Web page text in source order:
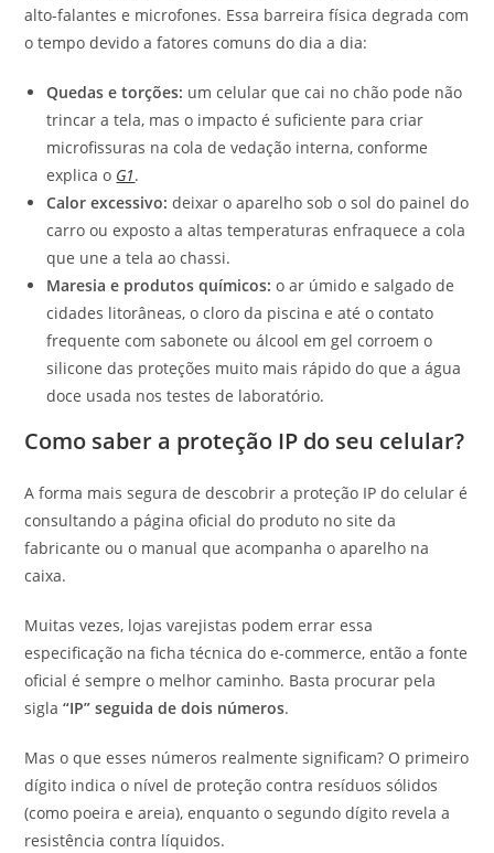
alto-falantes e microfones. Essa barreira física degrada com
o tempo devido a fatores comuns do dia a dia:
Quedas e torções: um celular que cai no chão pode não
trincar a tela, mas o impacto é suficiente para criar
microfissuras na cola de vedação interna, conforme
explica o G1.
Calor excessivo: deixar o aparelho sob o sol do painel do
carro ou exposto a altas temperaturas enfraquece a cola
que une a tela ao chassi.
Maresia e produtos químicos: o ar úmido e salgado de
cidades litorâneas, o cloro da piscina e até o contato
frequente com sabonete ou álcool em gel corroem o
silicone das proteções muito mais rápido do que a água
doce usada nos testes de laboratório.
Como saber a proteção IP do seu celular?
A forma mais segura de descobrir a proteção IP do celular é
consultando a página oficial do produto no site da
fabricante ou o manual que acompanha o aparelho na
caixa.
Muitas vezes, lojas varejistas podem errar essa
especificação na ficha técnica do e-commerce, então a fonte
oficial é sempre o melhor caminho. Basta procurar pela
sigla“IP” seguida de dois números.
Mas o que esses números realmente significam? O primeiro
dígito indica o nível de proteção contra resíduos sólidos
(como poeira e areia), enquanto o segundo dígito revela a
resistência contra líquidos.